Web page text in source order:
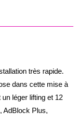
très rapide.
dans cette mise à
léger lifting et 12
AdBlock Plus,